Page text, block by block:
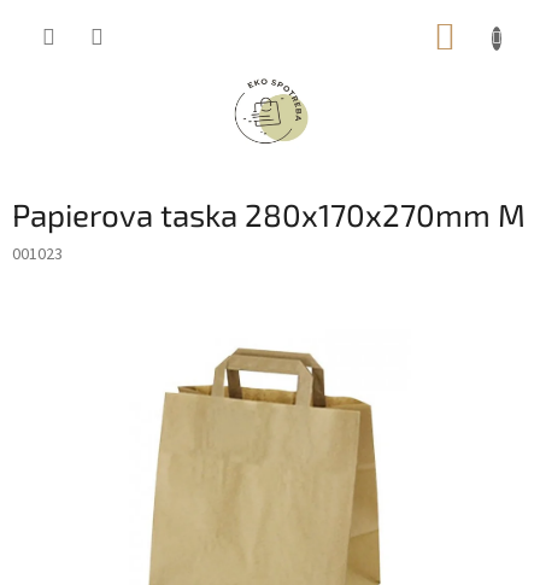
Papierova taska 280x170x270mm M
001023